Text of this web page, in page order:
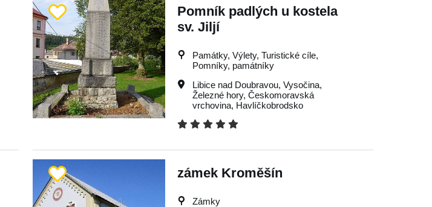
Pomník padlých u kostela
sv. Jiljí
Památky, Výlety, Turistické cíle,
Pomníky, památníky
Libice nad Doubravou, Vysočina,
Železné hory, Českomoravská
vrchovina, Havlíčkobrodsko
zámek Kroměšín
Zámky